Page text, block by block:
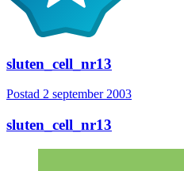
sluten_cell_nr13
Postad 2 september 2003
sluten_cell_nr13